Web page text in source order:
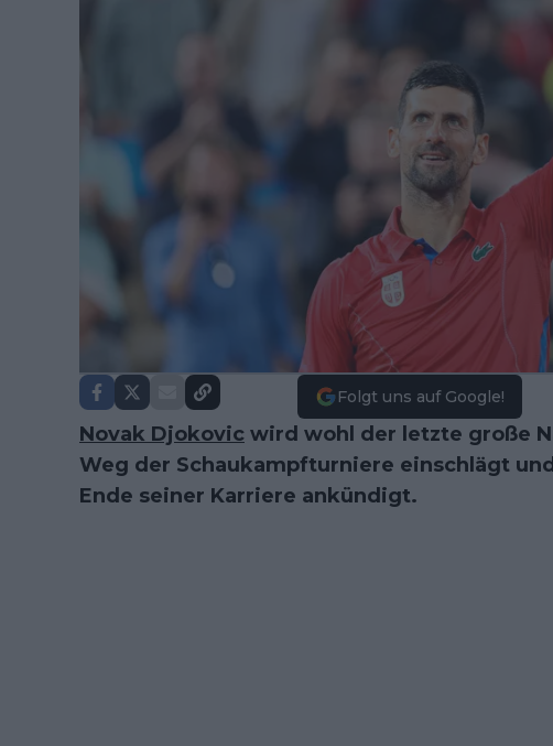
Folgt uns auf Google!
Novak Djokovic wird wohl der letzte große
Weg der Schaukampfturniere einschlägt
Ende seiner Karriere ankündigt.